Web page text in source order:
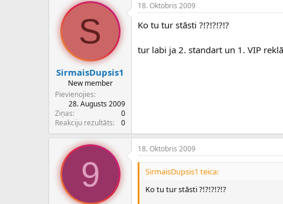
S
SirmaisDupsis1
New member
Pievienojies
28. Augusts 2009
Ziņas
0
Reakciju rezultāts
0
18. Oktobris 2009
Ko tu tur stāsti ?!?!?!?!?
tur labi ja 2. standart un 1. VIP
9
18. Oktobris 2009
SirmaisDupsis1 teica:
Ko tu tur stāsti ?!?!?!?!?